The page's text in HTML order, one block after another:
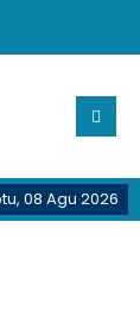
08 Agu 2026
Kalimantan